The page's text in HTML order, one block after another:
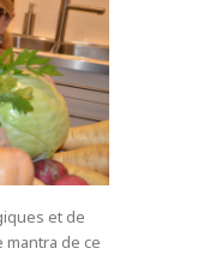
et de
mantra de ce